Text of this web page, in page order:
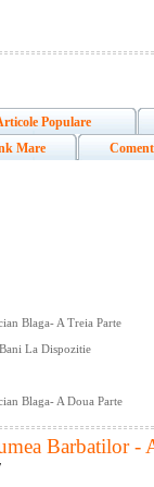
Populare
Mare
Blaga- A Treia Parte
La Dispozitie
Blaga- A Doua Parte
Barbatilor -